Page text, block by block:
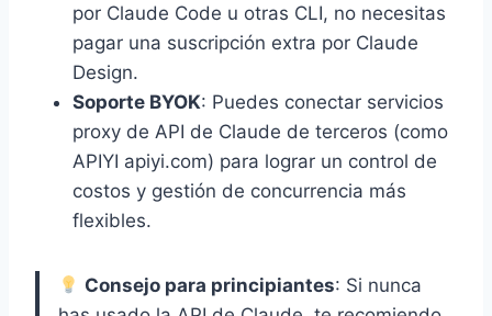
por Claude Code u otras CLI, no necesitas
pagar una suscripción extra por Claude
Design.
Soporte BYOK: Puedes conectar servicios
proxy de API de Claude de terceros (como
APIYI apiyi.com) para lograr un control de
costos y gestión de concurrencia más
flexibles.
Consejo para principiantes: Si nunca